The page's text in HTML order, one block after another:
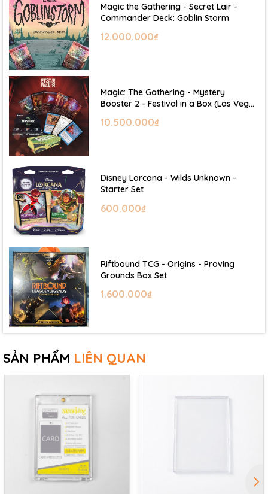
Magic the Gathering - Secret Lair -
Commander Deck: Goblin Storm
12.000.000₫
Magic: The Gathering - Mystery
Booster 2 - Festival in a Box (Las Vegas
10.500.000₫
Disney Lorcana - Wilds Unknown -
Starter Set
600.000₫
Riftbound TCG - Origins - Proving
Grounds Box Set
1.600.000₫
SẢN PHẨM LIÊN QUAN